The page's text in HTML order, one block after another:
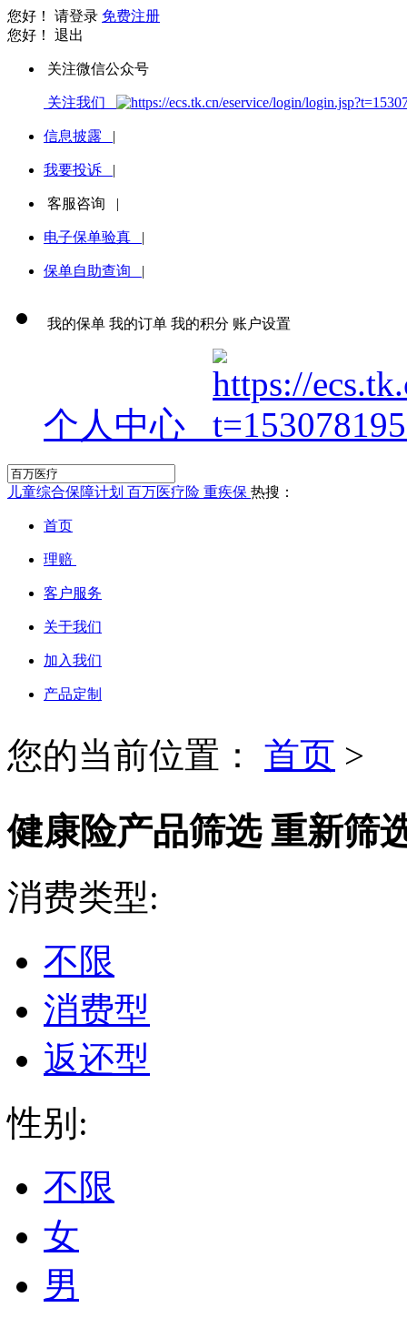
您好！ 请登录 免费注册
您好！ 退出
关注微信公众号
关注我们
信息披露 |
我要投诉 |
客服咨询 |
电子保单验真 |
保单自助查询 |
我的保单 我的订单 我的积分 账户设置
个人中心
儿童综合保障计划 百万医疗险 重疾保 热搜：
首页
理赔
客户服务
关于我们
加入我们
产品定制
您的当前位置： 首页 >
健康险产品筛选 重新筛
消费类型:
不限
消费型
返还型
性别:
不限
女
男